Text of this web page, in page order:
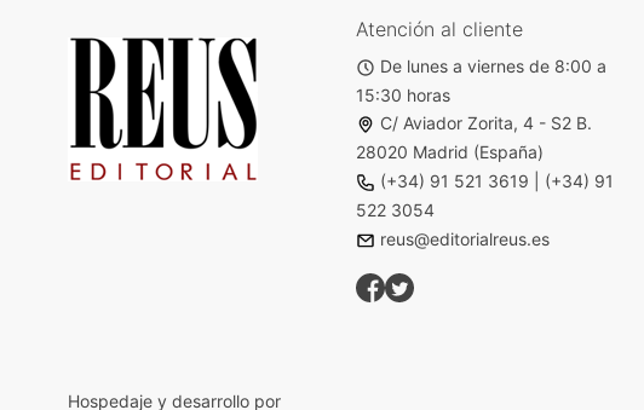
Atención al cliente
De lunes a viernes de 8:00 a
15:30 horas
C/ Aviador Zorita, 4 - S2 B.
28020 Madrid (España)
(+34) 91 521 3619
(+34) 91
522 3054
reus@editorialreus.es
Hospedaje y desarrollo por